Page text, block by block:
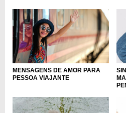
MENSAGENS DE AMOR PARA
PESSOA VIAJANTE